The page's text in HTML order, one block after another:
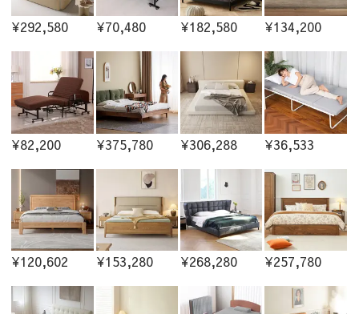
¥292,580 ¥70,480 ¥182,580 ¥134,200
¥82,200 ¥375,780 ¥306,288 ¥36,533
¥120,602 ¥153,280 ¥268,280 ¥257,780